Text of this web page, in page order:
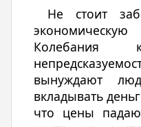
Не стоит
вынуждают
вкладывать
что цены